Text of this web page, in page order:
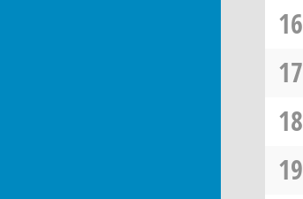
16
17
18
19